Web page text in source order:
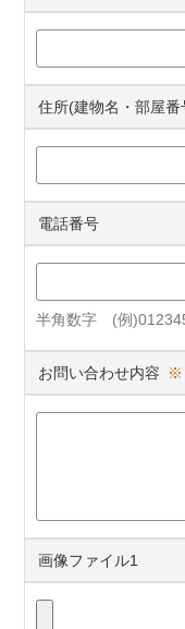
住所(建物名・部屋番
電話番号
半角数字 (例
お問い合わせ内容 ※
画像ファイル1